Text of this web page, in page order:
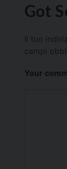
Got
Il tuo
campi
Your